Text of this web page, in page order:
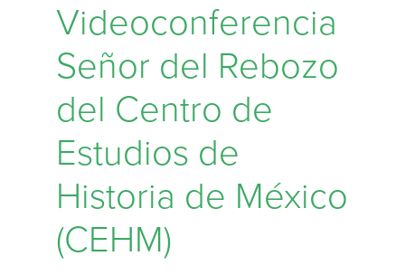
Videoconferencia
Señor del Rebozo
del Centro de
Estudios de
Historia de México
(CEHM)